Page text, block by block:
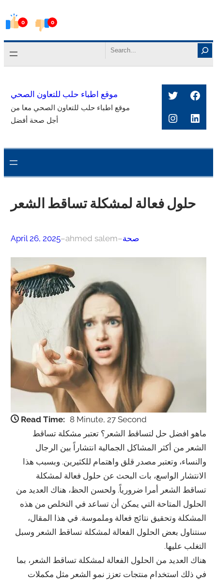
0 0
content
Search
موقع اطباء حلب للتعاون الصحي
موقع اطباء حلب للتعاون الصحي معا من
أجل صحة أفضل
Twitter
حلول فعالة لمشكلة تساقط الشعر
April 26, 2025–ahmed salem–صحة
Read Time: 8 Minute, 27 Second
ماهو افضل حل لتساقط الشعر؟ تعتبر مشكلة تساقط
الشعر من أكثر المشاكل الجمالية انتشاراً بين الرجال
والنساء، وتعتبر مصدر قلق واهتمام للكثيرين. وبسبب هذا
الانتشار الواسع، بات البحث عن حلول فعالة لمشكلة
تساقط الشعر أمرا ضرورياً. ولحسن الحظ، هناك العديد من
الحلول المتاحة التي يمكن أن تساعد في التخلص من هذه
المشكلة وتحقيق نتائج فعالة وملموسة. في هذا المقال،
سنتناول بعض الحلول الفعالة لمشكلة تساقط الشعر وسبل
التغلب عليها.
هناك العديد من الحلول الفعالة لمشكلة تساقط الشعر، بما
في ذلك استخدام منتجات تعزز نمو الشعر مثل مكملات